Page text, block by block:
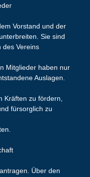
Vorstand und der
Sie sind
des Vereins
Mitglieder haben nur
Auslagen.
Kräften zu fördern,
fürsorglich zu
Über den